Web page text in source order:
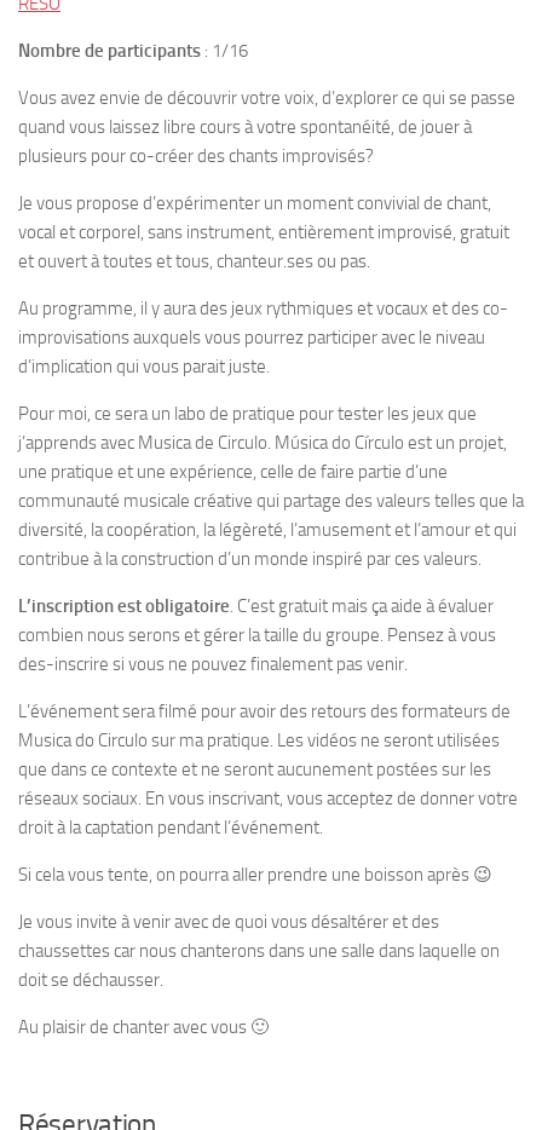
Nombre de participants : 1/16
Vous avez envie de découvrir votre voix, d’explorer ce qui se passe
quand vous laissez libre cours à votre spontanéité, de jouer à
plusieurs pour co-créer des chants improvisés?
Je vous propose d’expérimenter un moment convivial de chant,
vocal et corporel, sans instrument, entièrement improvisé, gratuit
et ouvert à toutes et tous, chanteur.ses ou pas.
Au programme, il y aura des jeux rythmiques et vocaux et des co-
improvisations auxquels vous pourrez participer avec le niveau
d’implication qui vous parait juste.
Pour moi, ce sera un labo de pratique pour tester les jeux que
j’apprends avec Musica de Circulo. Música do Círculo est un projet,
une pratique et une expérience, celle de faire partie d’une
communauté musicale créative qui partage des valeurs telles que la
diversité, la coopération, la légèreté, l’amusement et l’amour et qui
contribue à la construction d’un monde inspiré par ces valeurs.
L’inscription est obligatoire. C’est gratuit mais ça aide à évaluer
combien nous serons et gérer la taille du groupe. Pensez à vous
des-inscrire si vous ne pouvez finalement pas venir.
L’événement sera filmé pour avoir des retours des formateurs de
Musica do Circulo sur ma pratique. Les vidéos ne seront utilisées
que dans ce contexte et ne seront aucunement postées sur les
réseaux sociaux. En vous inscrivant, vous acceptez de donner votre
droit à la captation pendant l’événement.
Si cela vous tente, on pourra aller prendre une boisson après 😉
Je vous invite à venir avec de quoi vous désaltérer et des
chaussettes car nous chanterons dans une salle dans laquelle on
doit se déchausser.
Au plaisir de chanter avec vous 🙂